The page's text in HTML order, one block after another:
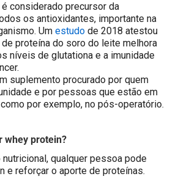
considerado precursor da
os antioxidantes, importante na
Um estudo de 2018 atestou
proteína do soro do leite melhora
níveis de glutationa e a imunidade
suplemento procurado por quem
e por pessoas que estão em
por exemplo, no pós-operatório.
whey protein?
nutricional, qualquer pessoa pode
e reforçar o aporte de proteínas.